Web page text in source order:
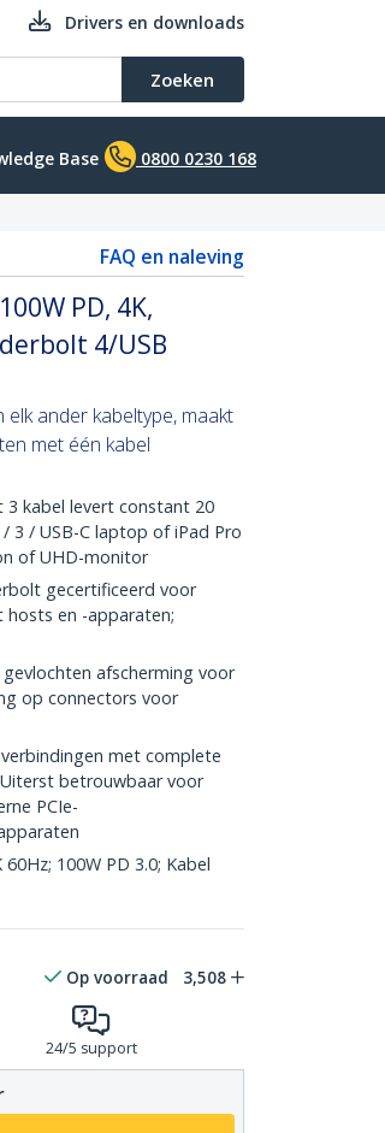
Drivers en downloads
Zoeken
Base 0800 0230 168
FAQ en naleving
PD, 4K,
4/USB
ander kabeltype, maakt
met één kabel
3 kabel levert constant 20
3 / USB-C laptop of iPad Pro
of UHD-monitor
gecertificeerd voor
en -apparaten;
gevlochten afscherming voor
op connectors voor
verbindingen met complete
betrouwbaar voor
PCIe-
100W PD 3.0; Kabel
Op voorraad 3,508
24/5 support